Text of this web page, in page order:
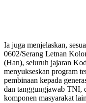
Ia juga menjelaskan,
0602/Serang Letnan
(Han), seluruh jajaran
menyukseskan program
pembinaan kepada
dan tanggungjawab TNI,
komponen masyarakat